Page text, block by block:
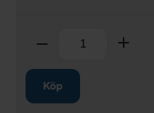
Ta bort
Köp